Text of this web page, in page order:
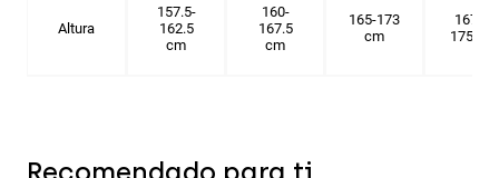
Altura
157.5-
162.5
cm
160-
167.5
cm
165-173
cm
167.5-
175 cm